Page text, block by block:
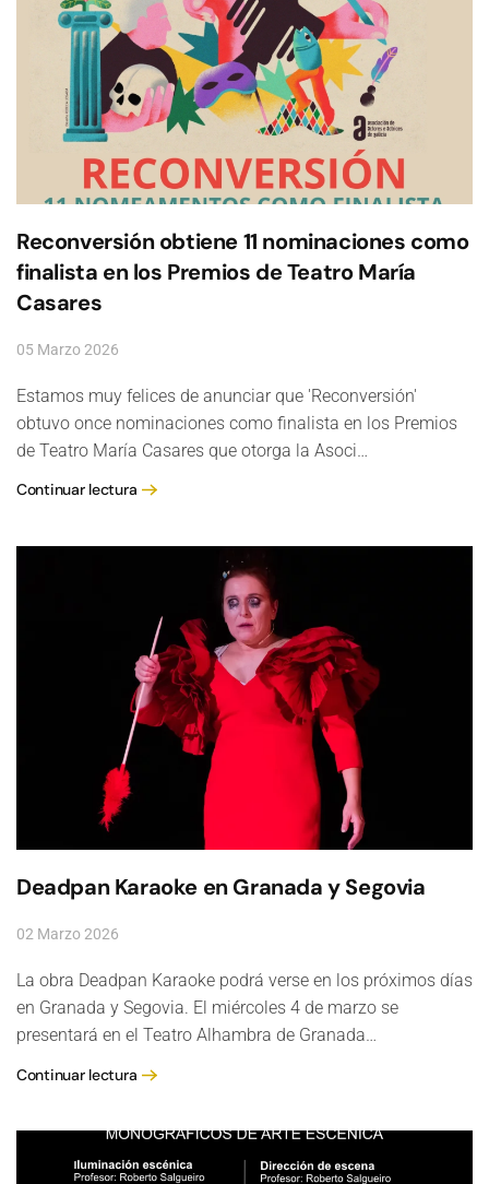
Reconversión obtiene 11 nominaciones como
finalista en los Premios de Teatro María
Casares
05 Marzo 2026
Estamos muy felices de anunciar que 'Reconversión'
obtuvo once nominaciones como finalista en los Premios
de Teatro María Casares que otorga la Asoci…
Continuar lectura
Deadpan Karaoke en Granada y Segovia
02 Marzo 2026
La obra Deadpan Karaoke podrá verse en los próximos días
en Granada y Segovia. El miércoles 4 de marzo se
presentará en el Teatro Alhambra de Granada…
Continuar lectura